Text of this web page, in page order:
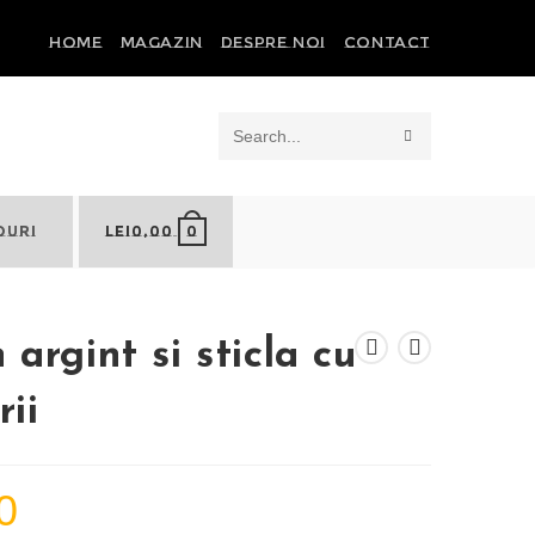
HOME MAGAZIN DESPRE NOI CONTACT
Search
LEI0,00 0
argint si sticla cu